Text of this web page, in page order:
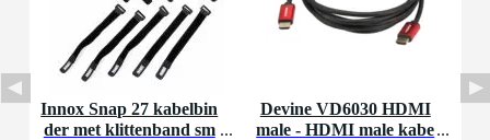
Innox Snap 27 kabelbin
der met klittenband sm
Devine VD6030 HDMI
male - HDMI male kabe